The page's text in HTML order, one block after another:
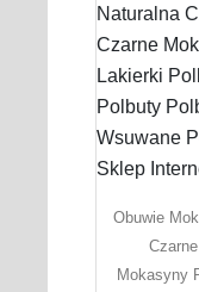
Obuwie
Mokasyny